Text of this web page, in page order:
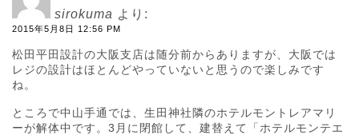
sirokuma より:
2015年5月8日 12:56 PM
松田平田設計の大阪支店は随分前からありますが、大阪では
レジの設計はほとんどやっていないと思うので楽しみです
ね。
ところで中山手通では、生田神社隣のホテルモントレアマリ
ーが解体中です。3月に閉館して、建替えて「ホテルモンテエ